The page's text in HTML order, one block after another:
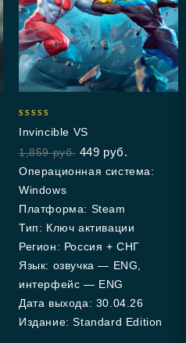
out of 5
Invincible VS
1,859руб. 449 руб.
Операционная система:
Windows
Платформа: Steam
Тип: Ключ активации
Регион: Россия + СНГ
Язык: озвучка — ENG,
интерфейс — ENG
Дата выхода: 30.04.26
Издание: Standard Edition